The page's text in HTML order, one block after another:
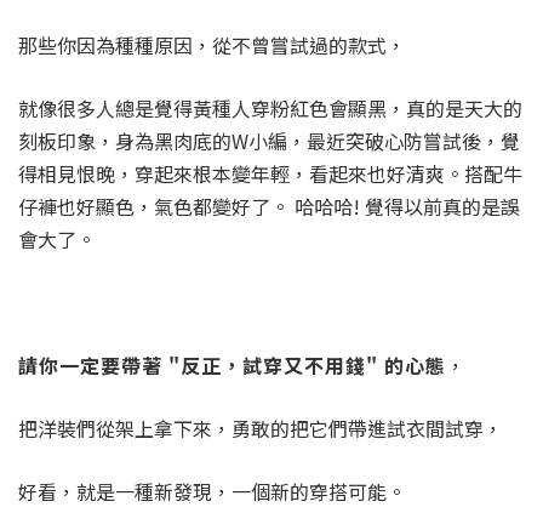
那些你因為種種原因，從不曾嘗試過的款式，
就像很多人總是覺得黃種人穿粉紅色會顯黑，真的是天大的
刻板印象，身為黑肉底的W小編，最近突破心防嘗試後，覺
得相見恨晚，穿起來根本變年輕，看起來也好清爽。搭配牛
仔褲也好顯色，氣色都變好了。 哈哈哈! 覺得以前真的是誤
會大了。
請你一定要帶著 "反正，試穿又不用錢" 的心態 ，
把洋裝們從架上拿下來，勇敢的把它們帶進試衣間試穿，
好看，就是一種新發現，一個新的穿搭可能。